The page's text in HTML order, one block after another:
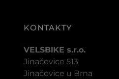
KONTAKTY
VELSBIKE s.r.o.
Jinačovice 513
Jinačovice u Brna